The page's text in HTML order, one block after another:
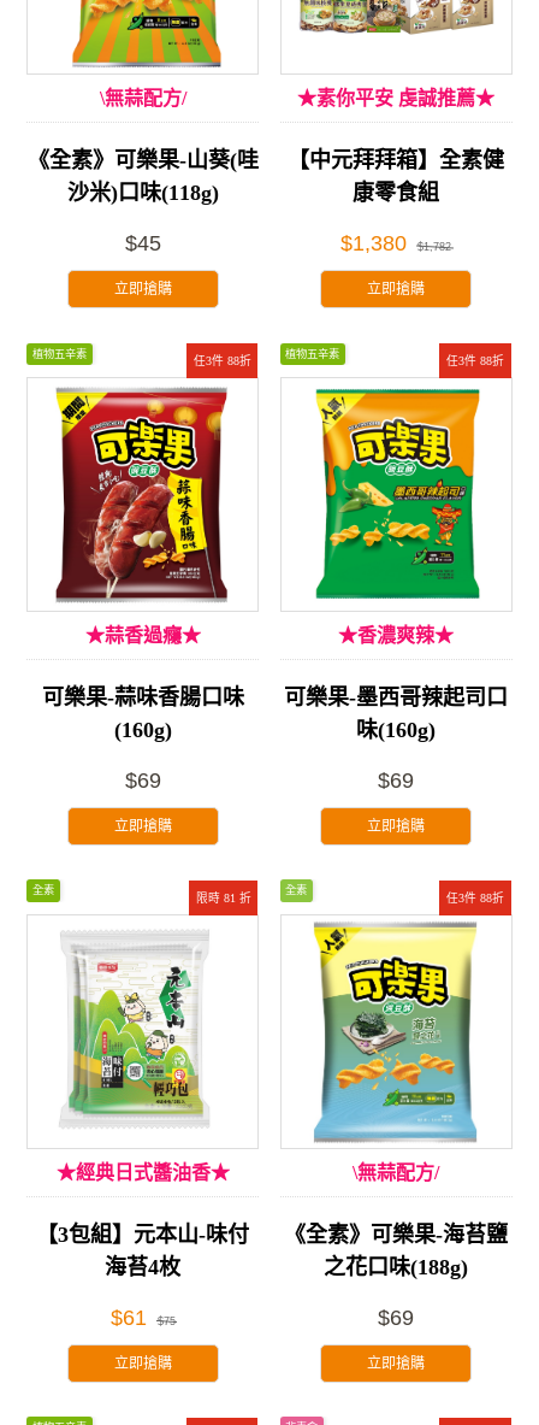
\無蒜配方/
《全素》可樂果-山葵(哇
沙米)口味(118g)
$45
立即搶購
★素你平安 虔誠推薦★
【中元拜拜箱】全素健
康零食組
$1,380 $1,782
立即搶購
任3件 88折
植物五辛素
★蒜香過癮★
可樂果-蒜味香腸口味
(160g)
$69
立即搶購
任3件 88折
植物五辛素
★香濃爽辣★
可樂果-墨西哥辣起司口
味(160g)
$69
立即搶購
限時 81 折
全素
★經典日式醬油香★
【3包組】元本山-味付
海苔4枚
$61 $75
立即搶購
任3件 88折
全素
\無蒜配方/
《全素》可樂果-海苔鹽
之花口味(188g)
$69
立即搶購